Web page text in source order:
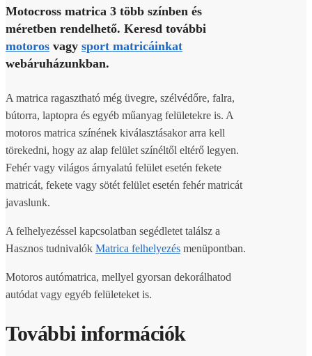
Motocross matrica 3 több színben és
méretben rendelhető. Keresd további
motoros vagy sport matricáinkat
webáruházunkban.
A matrica ragasztható még üvegre, szélvédőre, falra,
bútorra, laptopra és egyéb műanyag felületekre is. A
motoros matrica színének kiválasztásakor arra kell
törekedni, hogy az alap felület színéltől eltérő legyen.
Fehér vagy világos árnyalatú felület esetén fekete
matricát, fekete vagy sötét felület esetén fehér matricát
javaslunk.
A felhelyezéssel kapcsolatban segédletet találsz a
Hasznos tudnivalók Matrica felhelyezés menüpontban.
Motoros autómatrica, mellyel gyorsan dekorálhatod
autódat vagy egyéb felületeket is.
További információk